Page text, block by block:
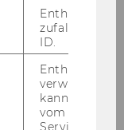
Enthält eine
ID.
Enthält ein
verwendet
kann, um
vom AMP-
Service